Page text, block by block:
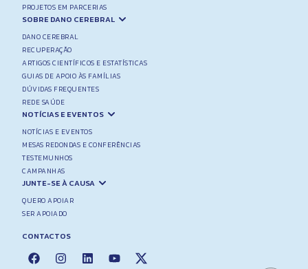
PROJETOS EM PARCERIAS
SOBRE DANO CEREBRAL
DANO CEREBRAL
RECUPERAÇÃO
ARTIGOS CIENTÍFICOS E ESTATÍSTICAS
GUIAS DE APOIO ÀS FAMÍLIAS
DÚVIDAS FREQUENTES
REDE SAÚDE
NOTÍCIAS E EVENTOS
NOTÍCIAS E EVENTOS
MESAS REDONDAS E CONFERÊNCIAS
TESTEMUNHOS
CAMPANHAS
JUNTE-SE À CAUSA
QUERO APOIAR
SER APOIADO
CONTACTOS